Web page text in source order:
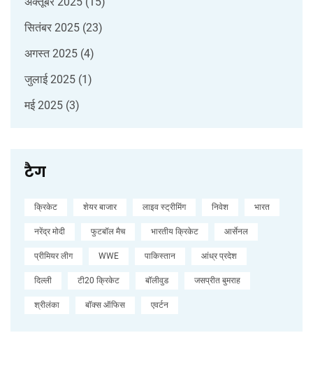
सितंबर 2025 (23)
अगस्त 2025 (4)
जुलाई 2025 (1)
मई 2025 (3)
टैग
क्रिकेट शेयर बाजार लाइव स्ट्रीमिंग निवेश भारत
नरेंद्र मोदी फुटबॉल मैच भारतीय क्रिकेट आर्सेनल
प्रीमियर लीग WWE पाकिस्तान आंध्र प्रदेश
दिल्ली टी20 क्रिकेट बॉलीवुड जसप्रीत बुमराह
श्रीलंका बॉक्स ऑफिस एवर्टन